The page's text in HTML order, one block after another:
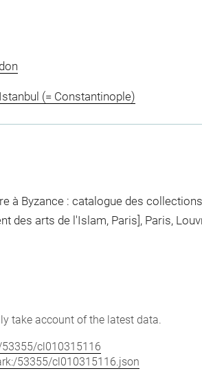
don
Istanbul (= Constantinople)
à Byzance : catalogue des
des arts de l'Islam, Paris], Paris,
take account of the latest data.
cl010315116
53355/cl010315116.json